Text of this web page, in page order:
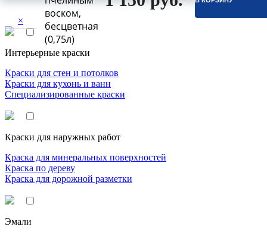
×
Интерьерные краски
Краски для стен и потолков
Краски для кухонь и ванн
Специализированные краски
Краски для наружных работ
Краска для минеральных поверхностей
Краска по дереву
Краска для дорожной разметки
Эмали
воском,
бесцветная
(0,75л)